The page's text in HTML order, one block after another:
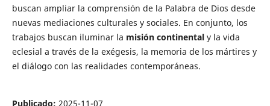
buscan ampliar la comprensión de la Palabra de Dios desde
nuevas mediaciones culturales y sociales. En conjunto, los
trabajos buscan iluminar la misión continentaly la vida
eclesial a través de la exégesis, la memoria de los mártires y
el diálogo con las realidades contemporáneas.
Publicado: 2025-11-07